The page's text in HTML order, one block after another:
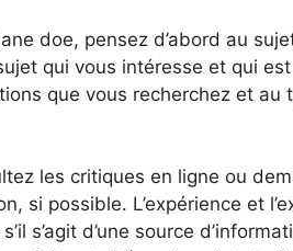
doe, pensez d’abord au
qui vous intéresse et qui
que vous recherchez et au
les critiques en ligne ou
si possible. L’expérience et
s’agit d’une source